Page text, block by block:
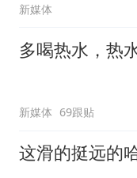
新媒体
多喝热水，热
新媒体 69跟贴
这滑的挺远的